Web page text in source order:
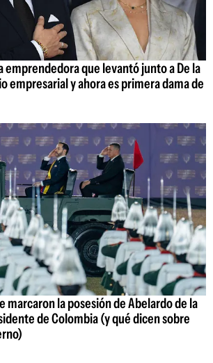
emprendedora que levantó junto a De la
empresarial y ahora es primera dama de
marcaron la posesión de Abelardo de la
de Colombia (y qué dicen sobre